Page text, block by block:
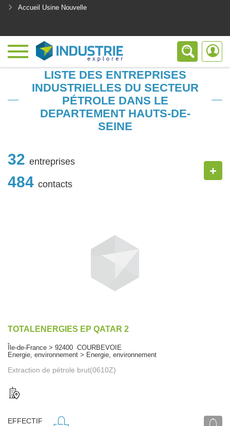
Accueil Usine Nouvelle
LISTE DES ENTREPRISES
INDUSTRIELLES DU SECTEUR
PÉTROLE DANS LE
DEPARTEMENT HAUTS-DE-
SEINE
32 entreprises
484 contacts
+
TOTALENERGIES EP QATAR 2
Île-de-France > 92400 COURBEVOIE
Energie, environnement > Energie, environnement
Extraction de pétrole brut(0610Z)
EFFECTIF